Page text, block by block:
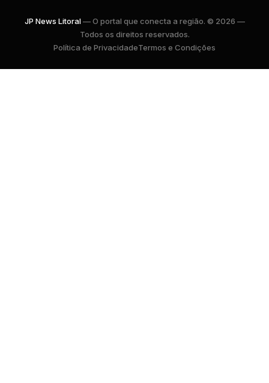
JP News Litoral— O portal que conecta a região. © 2026 —
Todos os direitos reservados.
Política de PrivacidadeTermos e Condições